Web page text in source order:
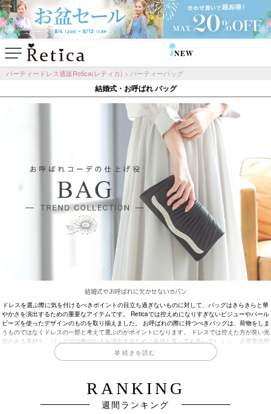
NEW
パーティードレス通販Retica(レティカ) パーティーバッグ
結婚式・お呼ばれ バッグ
結婚式やお呼ばれに欠かせないカバン
ドレスを選ぶ際に気を付けるべきポイントの目立ち過ぎないものに対して、バッグはきらきらと華
やかさを演出するための重要なアイテムです。 Reticaでは控えめになりすぎないビジューやパール
ビーズを使ったデザインのものを取り揃えました。 お呼ばれの際に持つべきバッグは、荷物をしま
うものではなくドレスの一部と考えて選ぶのがポイントになります。 ドレスでは控えた方が良い光
沢のある素材も、バッグでは華やかさを演出するために必須と言っても良いでしょう。 必要最低限
の荷物が入る程度の小さいサイズで、靴などと色を合わせると素敵なコーディネートになります。
夜間の結婚式・披露宴の場合は、きらきら輝くビジューが付いているようなバッグでも大丈夫で
週間ランキング